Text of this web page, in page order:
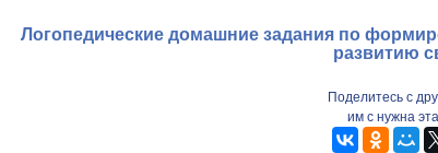
Логопедические домашние задания по
развитию
Поделитесь с
им с нужна